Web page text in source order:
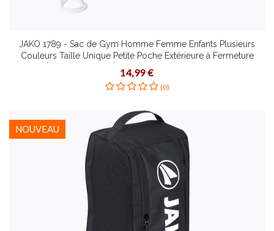
JAKO 1789 - Sac de Gym Homme Femme Enfants Plusieurs
Couleurs Taille Unique Petite Poche Extérieure à Fermeture
Éclair Portée sur Épaules ou comme Sac à dos
14,99 €
(0)
NOUVEAU